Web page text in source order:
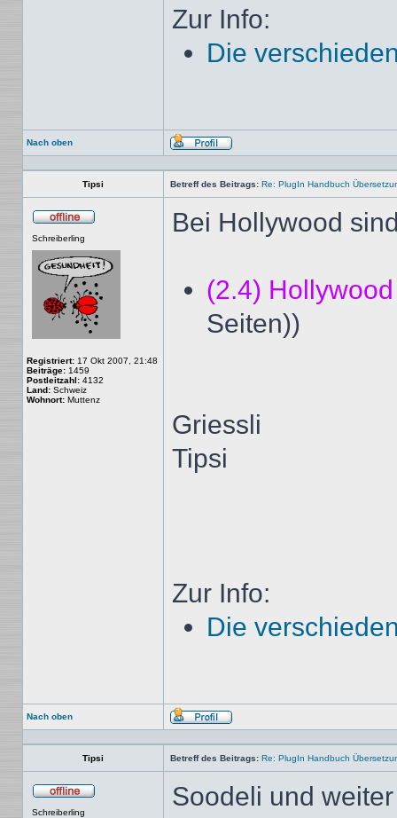
Zur Info:
Die
Nach oben
Profil
Tipsi Betreff des Beitrags: Re: PlugIn Handbuch
Schreiberling
Registriert: 17 Okt 2007, 21:48
Beiträge: 1459
Postleitzahl: 4132
Land: Schweiz
Wohnort: Muttenz
Bei Hollywood
(2.4)
Seiten))
Griessli
Tipsi
Zur Info:
Die
Nach oben
Profil
Tipsi Betreff des Beitrags: Re: PlugIn Handbuch
Schreiberling
Soodeli und